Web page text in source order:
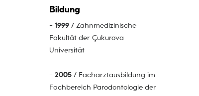
Bildung
- 1999/ Zahnmedizinische
Fakultät der Çukurova
Universität
- 2005/ Facharztausbildung im
Fachbereich Parodontologie der